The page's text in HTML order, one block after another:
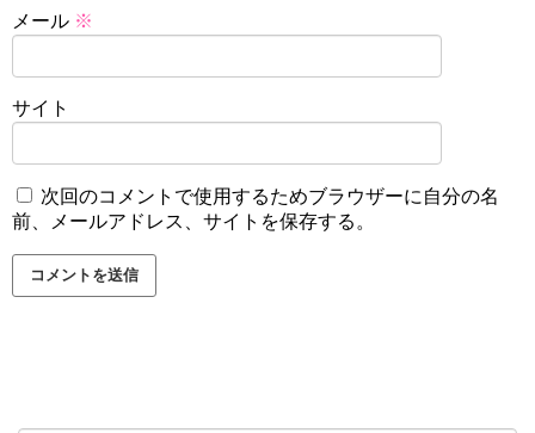
メール ※
サイト
次回のコメントで使用するためブラウザーに自分の名
前、メールアドレス、サイトを保存する。